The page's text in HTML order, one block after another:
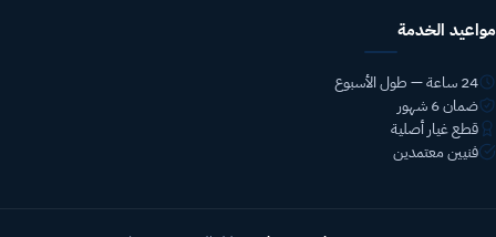
مواعيد الخدمة
24 ساعة — طول الأسبوع
ضمان 6 شهور
قطع غيار أصلية
فنيين معتمدين